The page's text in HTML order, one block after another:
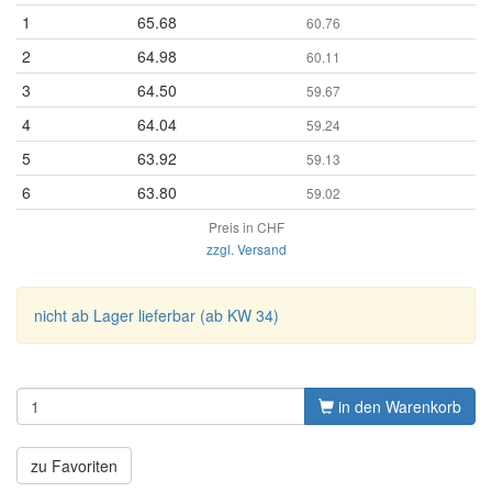
1 65.68 60.76
2 64.98 60.11
3 64.50 59.67
4 64.04 59.24
5 63.92 59.13
6 63.80
59.02
Preis in CHF
zzgl. Versand
nicht ab Lager lieferbar (ab KW 34)
in den Warenkorb
zu Favoriten